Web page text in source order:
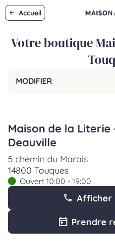
Accueil
Votre boutique
MODIFIER
Maison de la Literie
Deauville
5 chemin du Marais
14800 Touques
Ouvert 10:00 - 19:00
Afficher
Prendre